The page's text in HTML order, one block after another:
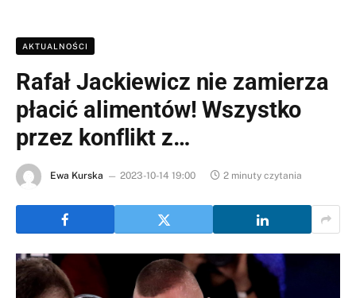
AKTUALNOŚCI
Rafał Jackiewicz nie zamierza
płacić alimentów! Wszystko
przez konflikt z…
Ewa Kurska 2023-10-14 19:00 2 minuty czytania